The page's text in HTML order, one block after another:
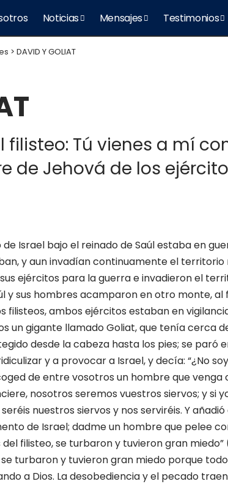
Noticias Mensajes Testimonios
> DAVID Y GOLIAT
filisteo: Tú vienes a mí
Jehová de los
de Israel bajo el reinado de Saúl estaba en
y aun invadían continuamente el territorio
ejércitos para la guerra e invadieron el
y sus hombres acamparon en otro monte,
filisteos, ambos ejércitos estaban en
un gigante llamado Goliat, que tenía cerca
desde la cabeza hasta los pies; se paró
y a provocar a Israel, y decía: “¿No
de entre vosotros un hombre que
nosotros seremos vuestros siervos; y si
nuestros siervos y nos serviréis. Y
de Israel; dadme un hombre que pelee
filisteo, se turbaron y tuvieron gran miedo”
turbaron y tuvieron gran miedo porque
a Dios. La desobediencia y el pecado